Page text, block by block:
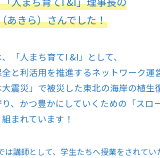
きら）さんでした！
「人まち育てI &I」として、
と利活用を推進するネットワーク運
震災」で被災した東北の海岸の植生
、かつ豊かにしていくための「スロ
まれています！
は講師として、学生たちへ授業をされてい